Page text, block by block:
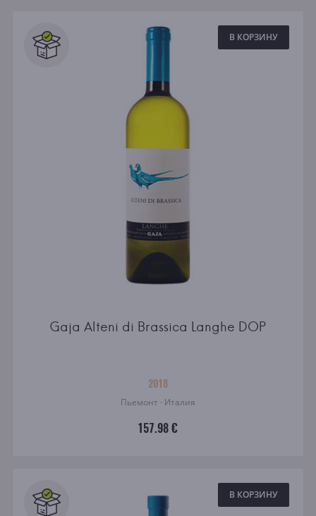
В КОРЗИНУ
Gaja Alteni di Brassica Langhe DOP
2018
Пьемонт · Италия
157.98 €
В КОРЗИНУ